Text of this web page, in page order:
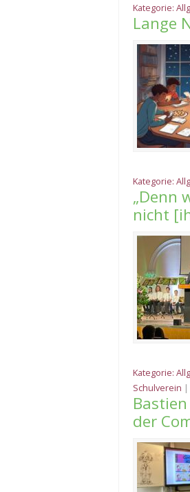
Kategorie:
Lange
Kategorie:
„Denn
nicht
Kategorie:
Schulverein |
der